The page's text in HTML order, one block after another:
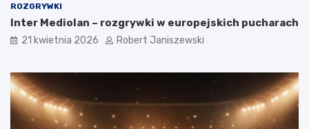
ROZGRYWKI
Inter Mediolan – rozgrywki w europejskich pucharach
21 kwietnia 2026 Robert Janiszewski